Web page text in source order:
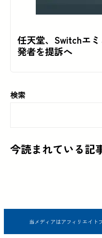
任天堂、Switchエ
発者を提訴へ
検索
今読まれている記
当メディアはアフィリエイト